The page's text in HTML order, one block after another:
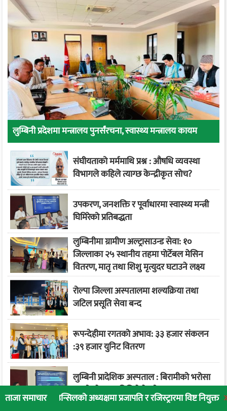
ताजा समाचारअध्यक्षमा प्रजापति र रजिस्ट्रारमा विष्ट नियुक्त लुम्बिनी
लुम्बिनी प्रदेशमा मन्त्रालय पुनर्संरचना, स्वास्थ्य मन्त्रालय कायम
संघीयताको मर्ममाथि प्रश्न : औषधि व्यवस्था
विभागले कहिले त्याग्छ केन्द्रीकृत सोच?
उपकरण, जनशक्ति र पूर्वाधारमा स्वास्थ्य मन्त्री
घिमिरेको प्रतिबद्धता
लुम्बिनीमा ग्रामीण अल्ट्रासाउन्ड सेवा: १०
जिल्लाका २५ स्थानीय तहमा पोर्टेबल मेसिन
वितरण, मातृ तथा शिशु मृत्युदर घटाउने लक्ष्य
रोल्पा जिल्ला अस्पतालमा शल्यक्रिया तथा
जटिल प्रसूति सेवा बन्द
रूपन्देहीमा रगतको अभाव: ३३ हजार संकलन
:३९ हजार युनिट वितरण
लुम्बिनी प्रादेशिक अस्पताल : बिरामीको भरोसा
बढ्यो, सेवा र प्रविधिले फेर्‍यो स्वरूप